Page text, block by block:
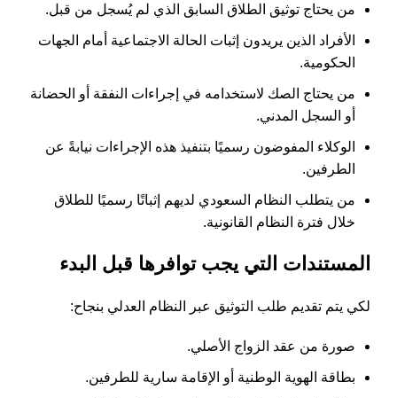
من يحتاج توثيق الطلاق السابق الذي لم يُسجل من قبل.
الأفراد الذين يريدون إثبات الحالة الاجتماعية أمام الجهات
الحكومية.
من يحتاج الصك لاستخدامه في إجراءات النفقة أو الحضانة
أو السجل المدني.
الوكلاء المفوضون رسميًا بتنفيذ هذه الإجراءات نيابةً عن
الطرفين.
من يتطلب النظام السعودي لديهم إثباتًا رسميًا للطلاق
خلال فترة النظام القانونية.
المستندات التي يجب توافرها قبل البدء
لكي يتم تقديم طلب التوثيق عبر النظام العدلي بنجاح:
صورة من عقد الزواج الأصلي.
بطاقة الهوية الوطنية أو الإقامة سارية للطرفين.